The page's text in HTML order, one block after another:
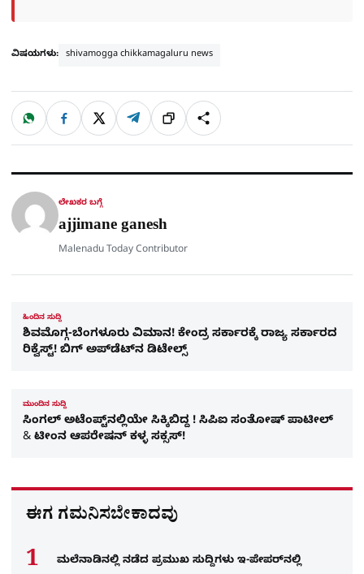
ವಿಷಯಗಳು: shivamogga chikkamagaluru news
ಹಂಚಿಕೊಳ್ಳಿ
W
a
t
p
p
F
c
e
o
k
X T
l
e
a
m
ಲಿಂ
ಕ್
S
h
a
ಲೇಖಕರ ಬಗ್ಗೆ
ajjimane ganesh
Malenadu Today Contributor
ಹಿಂದಿನ ಸುದ್ದಿ
ಶಿವಮೊಗ್ಗ-ಬೆಂಗಳೂರು ವಿಮಾನ! ಕೇಂದ್ರ ಸರ್ಕಾರಕ್ಕೆ ರಾಜ್ಯ ಸರ್ಕಾರದ
ರಿಕ್ವೆಸ್ಟ್! ಬಿಗ್​ ಅಪ್​ಡೆಟ್​ನ ಡಿಟೇಲ್ಸ್​
ಮುಂದಿನ ಸುದ್ದಿ
ಸಿಂಗಲ್ ಅಟೆಂಪ್ಟ್​ನಲ್ಲಿಯೇ ಸಿಕ್ಕಿಬಿದ್ದ ! ಸಿಪಿಐ ಸಂತೋಷ್ ಪಾಟೀಲ್
& ಟೀಂನ ಆಪರೇಷನ್​ ಕಳ್ಳ ಸಕ್ಸಸ್​!
ಈಗ ಗಮನಿಸಬೇಕಾದವು
ಮಲೆನಾಡಿನಲ್ಲಿ ನಡೆದ ಪ್ರಮುಖ ಸುದ್ದಿಗಳು ಇ-ಪೇಪರ್​​​​ನಲ್ಲಿ